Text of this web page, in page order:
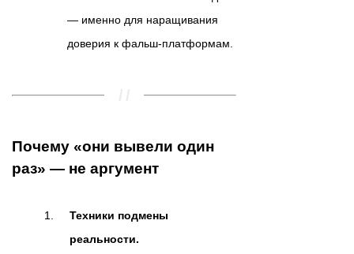
— именно для наращивания
доверия к фальш-платформам.
Почему «они вывели один
раз» — не аргумент
Техники подмены
реальности.